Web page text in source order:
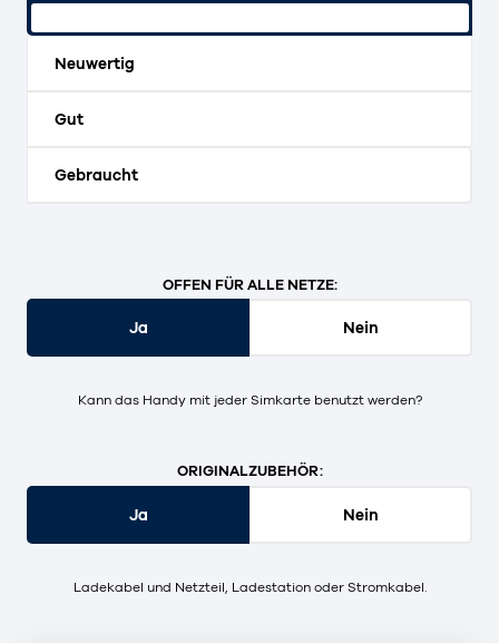
Neuwertig
Gut
Gebraucht
OFFEN FÜR ALLE NETZE:
Ja Nein
Kann das Handy mit jeder Simkarte benutzt werden?
ORIGINALZUBEHÖR:
Ja Nein
Ladekabel und Netzteil, Ladestation oder Stromkabel.